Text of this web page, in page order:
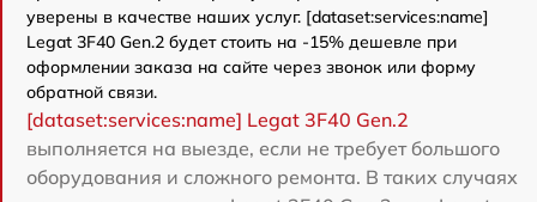
уверены в качестве наших услуг. [dataset:services:name]
Legat 3F40 Gen.2 будет стоить на -15% дешевле при
оформлении заказа на сайте через звонок или форму
обратной связи.
[dataset:services:name] Legat 3F40 Gen.2
выполняется на выезде, если не требует большого
оборудования и сложного ремонта. В таких случаях